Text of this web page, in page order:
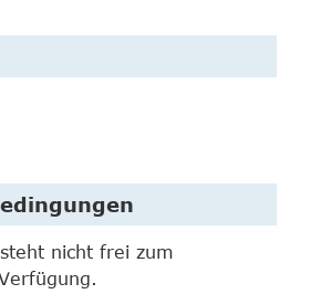
nicht frei zum